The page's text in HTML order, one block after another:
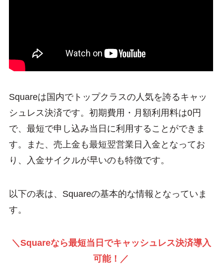
Squareは国内でトップクラスの人気を誇るキャッ
シュレス決済です。初期費用・月額利用料は0円
で、最短で申し込み当日に利用することができま
す。また、売上金も最短翌営業日入金となってお
り、入金サイクルが早いのも特徴です。
以下の表は、Squareの基本的な情報となっていま
す。
＼Squareなら最短当日でキャッシュレス決済導入
可能！／